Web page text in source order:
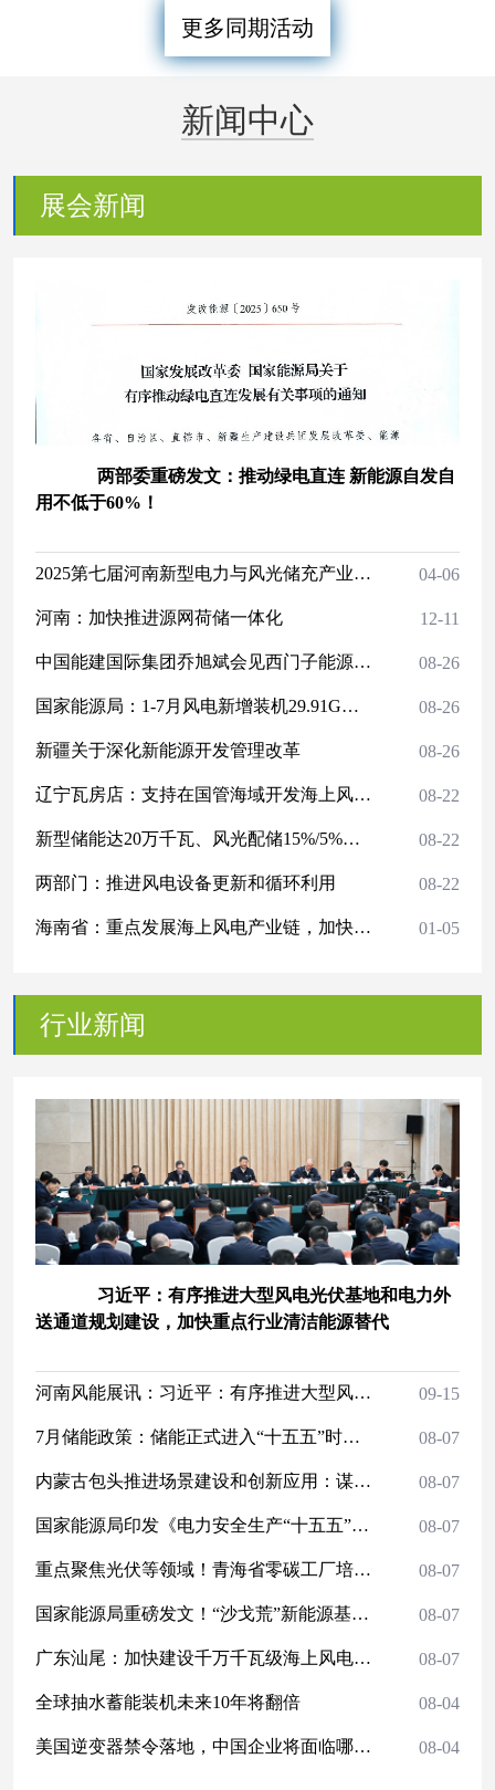
更多同期活动
新闻中心
展会新闻
两部委重磅发文：推动绿电直连 新能源自发自
用不低于60%！
2025第七届河南新型电力与风光储充产业博览会4月14-16日再郑开幕 04-06
河南：加快推进源网荷储一体化 12-11
中国能建国际集团乔旭斌会见西门子能源全球高级副总裁迪特玛·西尔斯多弗 08-26
国家能源局：1-7月风电新增装机29.91GW！ 08-26
新疆关于深化新能源开发管理改革 08-26
辽宁瓦房店：支持在国管海域开发海上风电项目 08-22
新型储能达20万千瓦、风光配储15%/5%！益阳市能源领域碳达峰实施方案发布 08-22
两部门：推进风电设备更新和循环利用 08-22
海南省：重点发展海上风电产业链，加快引进叶片、塔筒、海缆等配套产品制造企业 01-05
行业新闻
习近平：有序推进大型风电光伏基地和电力外
送通道规划建设，加快重点行业清洁能源替代
河南风能展讯：习近平：有序推进大型风电光伏基地和电力外送通道规划建设，加快重点行业清洁能源替代 09-15
7月储能政策：储能正式进入“十五五”时间 虚拟电厂与绿电直连成热点 08-07
内蒙古包头推进场景建设和创新应用：谋划新型储能、智能电网等相关场景 08-07
国家能源局印发《电力安全生产“十五五”行动计划》的通知 08-07
重点聚焦光伏等领域！青海省零碳工厂培育建设实施方案(试行)发布 08-07
国家能源局重磅发文！“沙戈荒”新能源基地、海上风电纳入“十五五”安全重点管控工程 08-07
广东汕尾：加快建设千万千瓦级海上风电基地！ 08-07
全球抽水蓄能装机未来10年将翻倍 08-04
美国逆变器禁令落地，中国企业将面临哪些挑战？ 08-04